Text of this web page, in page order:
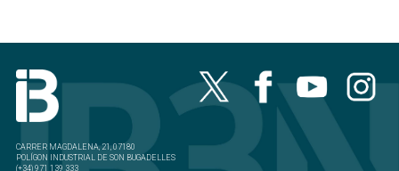
CARRER MAGDALENA, 21, 07180
POLÍGON INDUSTRIAL DE SON BUGADELLES
(+34) 971 139 333